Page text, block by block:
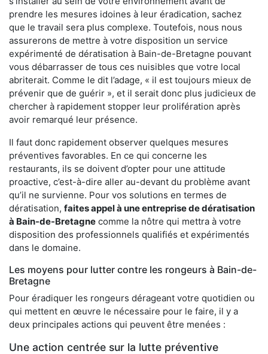
prendre les mesures idoines à leur éradication, sachez
que le travail sera plus complexe. Toutefois, nous nous
assurerons de mettre à votre disposition un service
expérimenté de dératisation à Bain-de-Bretagne pouvant
vous débarrasser de tous ces nuisibles que votre local
abriterait. Comme le dit l’adage, « il est toujours mieux de
prévenir que de guérir », et il serait donc plus judicieux de
chercher à rapidement stopper leur prolifération après
avoir remarqué leur présence.
Il faut donc rapidement observer quelques mesures
préventives favorables. En ce qui concerne les
restaurants, ils se doivent d’opter pour une attitude
proactive, c’est-à-dire aller au-devant du problème avant
qu’il ne survienne. Pour vos solutions en termes de
dératisation, faites appel à une entreprise de dératisation
à Bain-de-Bretagne comme la nôtre qui mettra à votre
disposition des professionnels qualifiés et expérimentés
dans le domaine.
Les moyens pour lutter contre les rongeurs à Bain-de-
Bretagne
Pour éradiquer les rongeurs dérageant votre quotidien ou
qui mettent en œuvre le nécessaire pour le faire, il y a
deux principales actions qui peuvent être menées :
Une action centrée sur la lutte préventive